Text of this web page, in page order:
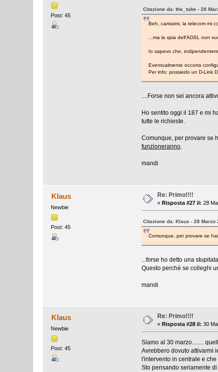
Post: 45
Citazione da: the_tube - 28
Beh, carissimi, la telecom mi
...ma la spia dell'ADSL non
Io sapevo che,
Eventualmente occorra
Per info: possiedo un D-Link
....Forse non sei ancora
Ho sentito oggi il 187 e mi
tutte le richieste.
Comunque, per provare se
funzioneranno.
mandi
Klaus
Newbie
Post: 45
Re: Primo!!!!
«Risposta #27 il: 28
Citazione da: Klaus - 28 Marzo
Comunque, per provare se
...forse ho detto una
Questo perchè se colleghi
mandi
Klaus
Newbie
Post: 45
Re: Primo!!!!
«Risposta #28 il: 30
Siamo al 30 marzo........
Avrebbero dovuto attivarmi
l'intervento in centrale e
Sto pensando seriamente